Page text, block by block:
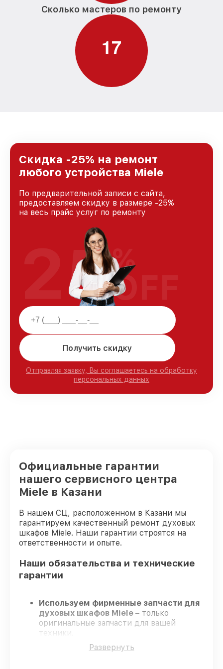
Сколько мастеров по ремонту
17
Скидка -25% на ремонт
любого устройства Miele
По предварительной записи с сайта,
предоставляем скидку в размере -25%
на весь прайс услуг по ремонту
Получить скидку
Отправляя заявку, Вы соглашаетесь на обработку
персональных данных
25%
OFF
Официальные гарантии
нашего сервисного центра
Miele в Казани
В нашем СЦ, расположенном в Казани мы
гарантируем качественный ремонт духовых
шкафов Miele. Наши гарантии строятся на
ответственности и опыте.
Наши обязательства и технические
гарантии
Используем фирменные запчасти для
духовых шкафов Miele – только
оригинальные запчасти для вашей
техники.
Опытные специалисты
строгий отбор, что обеспечивает
Развернуть